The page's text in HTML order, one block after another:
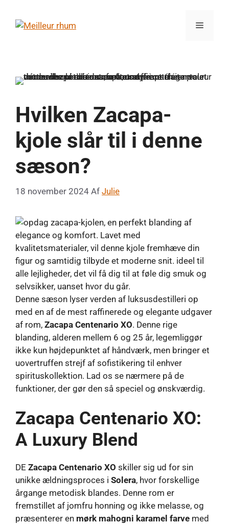
indhold
Menu
Hvilken Zacapa-
kjole slår til i denne
sæson?
18 november 2024 Af Julie
Denne sæson lyser verden af ​​luksusdestilleri op
med en af ​​de mest raffinerede og elegante udgaver
af rom, Zacapa Centenario XO. Denne rige
blanding, alderen mellem 6 og 25 år, legemliggør
ikke kun højdepunktet af håndværk, men bringer et
uovertruffen strejf af sofistikering til enhver
spirituskollektion. Lad os se nærmere på de
funktioner, der gør den så speciel og ønskværdig.
Zacapa Centenario XO:
A Luxury Blend
DE Zacapa Centenario XO skiller sig ud for sin
unikke ældningsproces i Solera, hvor forskellige
årgange metodisk blandes. Denne rom er
fremstillet af jomfru honning og ikke melasse, og
præsenterer en mørk mahogni karamel farve med